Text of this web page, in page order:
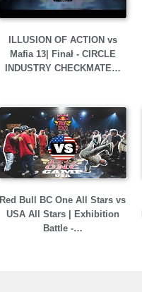
ILLUSION OF ACTION vs
Mafia 13| Finał - CIRCLE
INDUSTRY CHECKMATE…
Red Bull BC One All Stars vs
USA All Stars | Exhibition
Battle -…